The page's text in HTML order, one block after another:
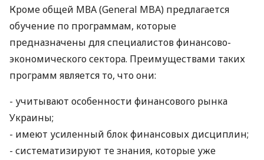
Кроме общей МВА (General MBA) предлагается
обучение по программам, которые
предназначены для специалистов финансово-
экономического сектора. Преимуществами таких
программ является то, что они:
- учитывают особенности финансового рынка
Украины;
- имеют усиленный блок финансовых дисциплин;
- систематизируют те знания, которые уже